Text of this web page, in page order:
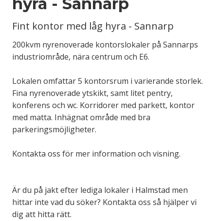
Fint kontor med låg hyra - Sannarp
200kvm nyrenoverade kontorslokaler på Sannarps
industriområde, nära centrum och E6.
Lokalen omfattar 5 kontorsrum i varierande storlek.
Fina nyrenoverade ytskikt, samt litet pentry,
konferens och wc. Korridorer med parkett, kontor
med matta. Inhägnat område med bra
parkeringsmöjligheter.
Kontakta oss för mer information och visning.
Är du på jakt efter lediga lokaler i Halmstad men
hittar inte vad du söker? Kontakta oss så hjälper vi
dig att hitta rätt.